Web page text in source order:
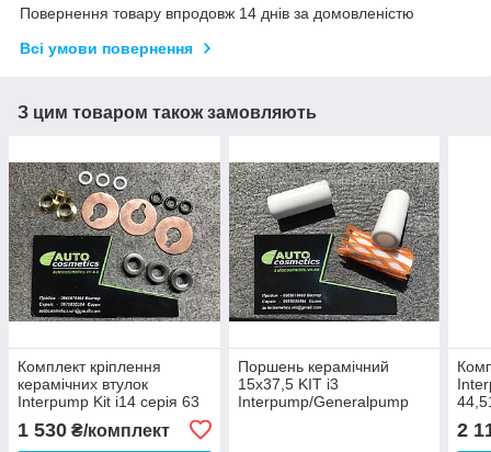
Повернення товару впродовж 14 днів за домовленістю
Всі умови повернення
З цим товаром також замовляють
Комплект кріплення
керамічних втулок
Interpump Kit i14 серія 63
1 530 ₴/комплект
Поршень керамічний
15x37,5 KIT i3
Interpump/Generalpump
2